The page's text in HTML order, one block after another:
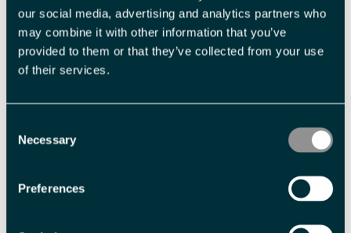
our social media, advertising and analytics partners who
may combine it with other information that you’ve
provided to them or that they’ve collected from your use
of their services.
Selection
Necessary
Preferences
Med forbehold om prisendringer.
Sesong